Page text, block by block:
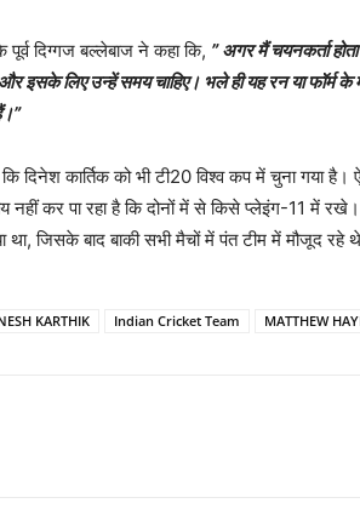
दिग्गज बल्लेबाज ने कहा कि, ”अगर मैं चयनकर्ता
इसके लिए उन्हें समय चाहिए। भले ही यह रन या फॉर्म के
”
दिनेश कार्तिक को भी टी20 विश्व कप में चुना गया
कर पा रहा है कि दोनों में से किसे प्लेइंग-11 में
था, जिसके बाद बाकी सभी मैचों में पंत टीम में मौजूद रहे
KARTHIK Indian Cricket Team MATTHEW